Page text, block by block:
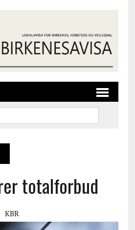
totalforbud
KBR